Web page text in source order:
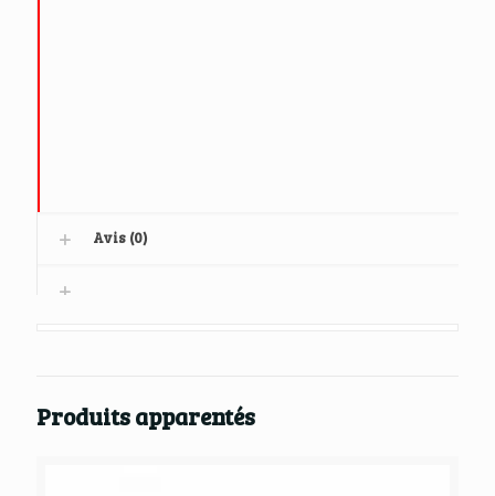
Avis (0)
Produits apparentés